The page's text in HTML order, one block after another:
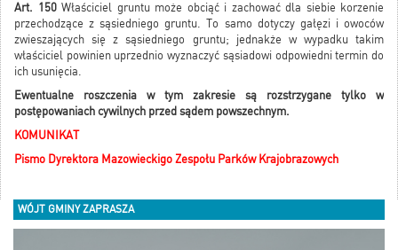
Art. 150Właściciel gruntu może obciąć i zachować dla siebie korzenie
przechodzące z sąsiedniego gruntu. To samo dotyczy gałęzi i owoców
zwieszających się z sąsiedniego gruntu; jednakże w wypadku takim
właściciel powinien uprzednio wyznaczyć sąsiadowi odpowiedni termin do
ich usunięcia.
Ewentualne roszczenia w tym zakresie są rozstrzygane tylko w
postępowaniach cywilnych przed sądem powszechnym.
KOMUNIKAT
Pismo Dyrektora Mazowieckigo Zespołu Parków Krajobrazowych
WÓJT GMINY ZAPRASZA